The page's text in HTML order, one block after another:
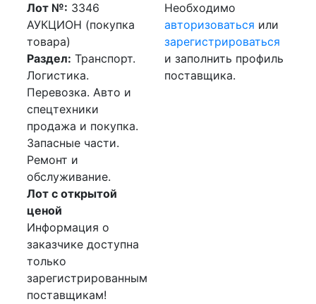
Лот №: 3346
АУКЦИОН (покупка
товара)
Раздел: Транспорт.
Логистика.
Перевозка. Авто и
спецтехники
продажа и покупка.
Запасные части.
Ремонт и
обслуживание.
Лот с открытой
ценой
Информация о
заказчике доступна
только
зарегистрированным
поставщикам!
Необходимо
авторизоваться или
зарегистрироваться
и заполнить профиль
поставщика.